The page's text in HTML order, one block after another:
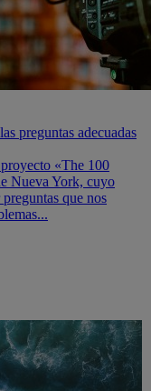
preguntas adecuadas
«The 100
Nueva York, cuyo
que nos